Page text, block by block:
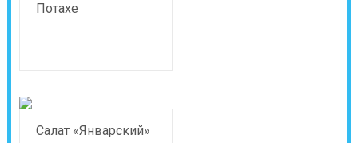
Потахе
Салат «Январский»